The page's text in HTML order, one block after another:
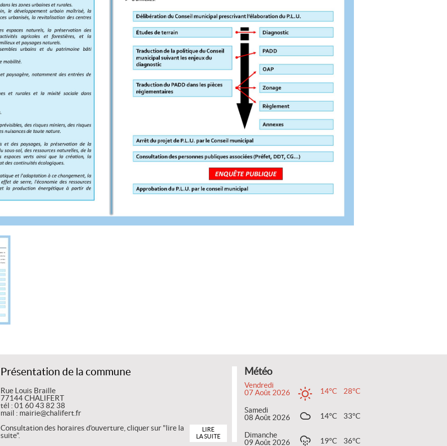
Présentation de la commune
Rue Louis Braille
77144 CHALIFERT
tél : 01 60 43 82 38
mail : mairie@chalifert.fr
Consultation des horaires d'ouverture, cliquer sur "lire la
suite".
LIRE
LA SUITE
Météo
Vendredi
07 Août 2026
14°C 28°C
Samedi
08 Août 2026
14°C 33°C
Dimanche
09 Août 2026
19°C 36°C